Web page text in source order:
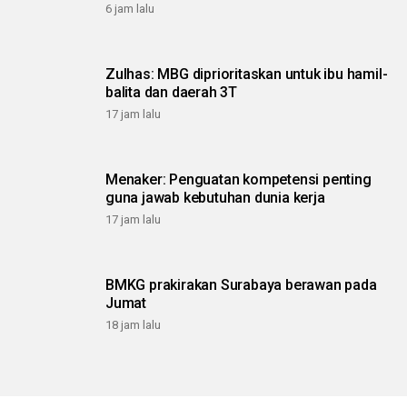
6 jam lalu
Zulhas: MBG diprioritaskan untuk ibu hamil-
balita dan daerah 3T
17 jam lalu
Menaker: Penguatan kompetensi penting
guna jawab kebutuhan dunia kerja
17 jam lalu
BMKG prakirakan Surabaya berawan pada
Jumat
18 jam lalu